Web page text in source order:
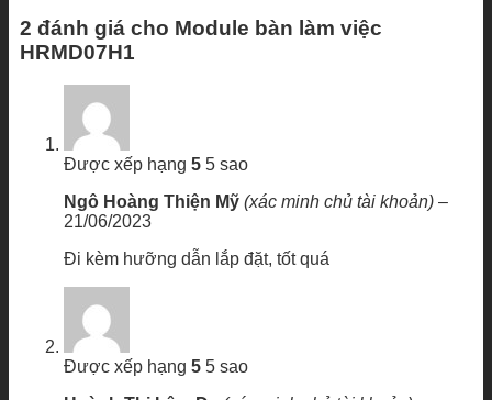
2 đánh giá cho Module bàn làm việc
HRMD07H1
Được xếp hạng 5 5 sao
Ngô Hoàng Thiện Mỹ (xác minh chủ tài khoản) –
21/06/2023
Đi kèm hưỡng dẫn lắp đặt, tốt quá
Được xếp hạng 5 5 sao